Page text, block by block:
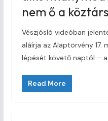
nem ő a
Vészjósló videóban
aláírja az Alaptörvény
lépését követő naptól –
Read More